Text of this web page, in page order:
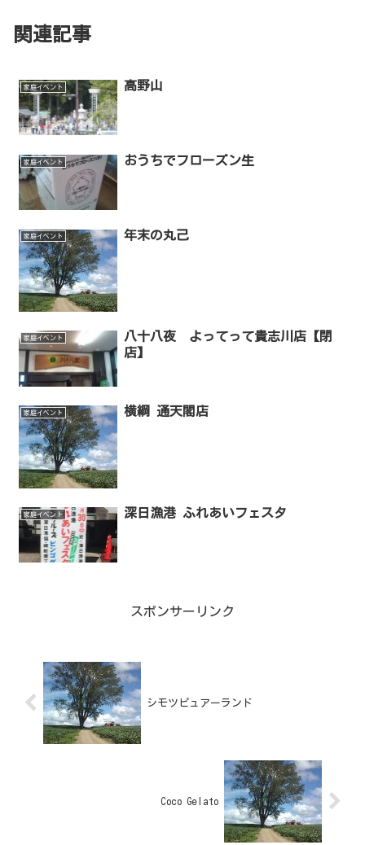
関連記事
家庭イベント 高野山
家庭イベント おうちでフローズン生
家庭イベント 年末の丸己
家庭イベント
八十八夜 よってって貴志川店【閉
店】
家庭イベント 横綱 通天閣店
家庭イベント 深日漁港 ふれあいフェスタ
スポンサーリンク
シモツピュアーランド
Coco Gelato